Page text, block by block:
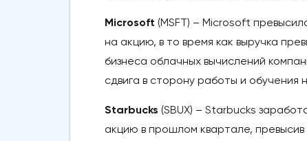
Microsoft (MSFT) – Microsoft
на акцию, в то время как выручка
бизнеса облачных вычислений
сдвига в сторону работы и обучения
Starbucks (SBUX) – Starbucks
акцию в прошлом квартале, превысив